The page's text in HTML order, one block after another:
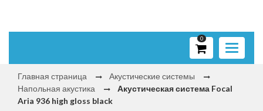
Toggle
0
Главная страница
Акустические системы
Напольная акустика
Акустическая система Focal
Aria 936 high gloss black